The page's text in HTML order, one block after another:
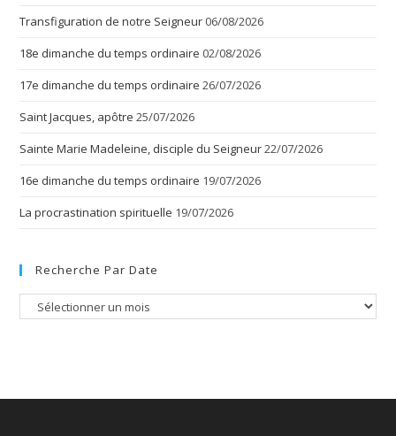
Transfiguration de notre Seigneur 06/08/2026
18e dimanche du temps ordinaire 02/08/2026
17e dimanche du temps ordinaire 26/07/2026
Saint Jacques, apôtre 25/07/2026
Sainte Marie Madeleine, disciple du Seigneur22/07/2026
16e dimanche du temps ordinaire 19/07/2026
La procrastination spirituelle 19/07/2026
Recherche Par Date
Recherche